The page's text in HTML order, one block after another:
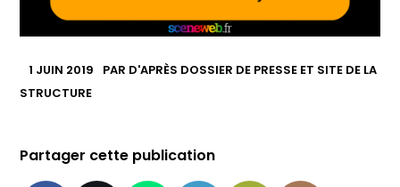
1 JUIN 2019 PAR D'APRÈS DOSSIER DE PRESSE ET SITE DE LA
STRUCTURE
Partager cette publication